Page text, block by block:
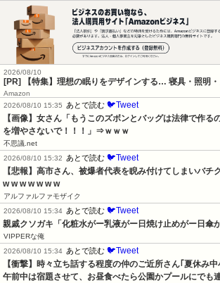
2026/08/10
[PR] 【特集】理想の眠りをデザインする… 寝具・照明
Amazon
2026/08/10 15:35
あとで読む 🐦Tweet
【画像】女さん「もうこのズボンとバッグは法律で作る
を増やさないで！！！」⇒ｗｗｗ
不思議.net
2026/08/10 15:32
あとで読む 🐦Tweet
【悲報】高市さん、被爆者代表を睨み付けてしまいバチ
w w w w w w w
アルファルファモザイク
2026/08/10 15:34 あとで読む 🐦Tweet
親戚クソガキ「化粧水がー乳液がー日焼け止めがー日傘が
VIPPERな俺
2026/08/10 15:34 あとで読む 🐦Tweet
【衝撃】時々立ち話する程度の仲のご近所さん｢夏休み中
午前中は宿題させて、お昼食べたら公園かプールにでも